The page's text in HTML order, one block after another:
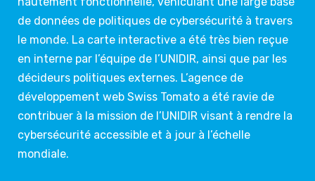
de données de politiques de cybersécurité à travers
le monde. La carte interactive a été très bien reçue
en interne par l’équipe de l’UNIDIR, ainsi que par les
décideurs politiques externes. L’agence de
développement web Swiss Tomato a été ravie de
contribuer à la mission de l’UNIDIR visant à rendre la
cybersécurité accessible et à jour à l’échelle
mondiale.